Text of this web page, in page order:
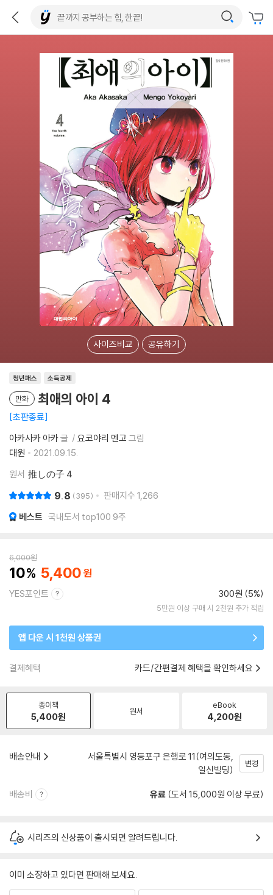
사이즈비교 공유하기
소득공제
청년패스
만화 최애의 아이 4
초판종료
아카사카 아카글 요코야리 멘고 그림
대원
2021.09.15.
원서 推しの子 4
9.8 395 판매지수 1,266
베스트 국내도서 top100 9주
6,000원
10 5,400
YES포인트 300원 (5%)
5만원 이상 구매 시 2천원 추가 적립
앱 다운 시 1천원 상품권
결제혜택 카드/간편결제 혜택을 확인하세요
종이책
5,400원 원서
eBook
4,200원
배송안내
서울특별시 영등포구 은행로 11(여의도동,
일신빌딩)
변경
배송비 유료 (도서 15,000원 이상 무료)
시리즈의 신상품이 출시되면 알려드립니다.
이미 소장하고 있다면 판매해 보세요.